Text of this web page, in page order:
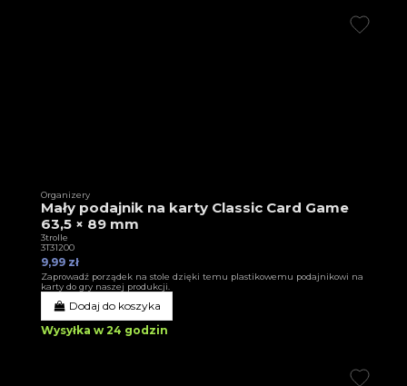
Organizery
Mały podajnik na karty Classic Card Game
63,5 × 89 mm
3trolle
3T31200
9,99 zł
Zaprowadź porządek na stole dzięki temu plastikowemu podajnikowi na
karty do gry naszej produkcji.
Dodaj do koszyka
Wysyłka w 24 godzin